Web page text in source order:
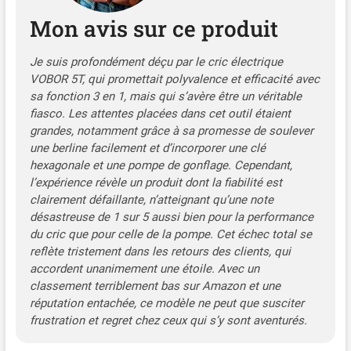
facilement soulever son
véhicule en toute simplicité.
Lorsque le cric pour voiture
atteint sa hauteur MAX, il
s'arrête automatiquement
pour assurer la sécurité.
Remarque : le cric doit être
utilisé sur des surfaces
planes. Gonflement Rapide
des Pneus : Avec une
pompe de gonflage de pneu
installée dans le cric de
voiture hydraulique
électrique, il n'y a pas besoin
de s'inquiéter d'une urgence
de pneu dégonflé en route.
Des boîtes à outils cachées
des deux côtés permettent
de bien organiser le tube et
Mon avis sur ce produit
Je suis profondément déçu par le cric électrique
VOBOR 5T, qui promettait polyvalence et efficacité avec
sa fonction 3 en 1, mais qui s’avère être un véritable
fiasco. Les attentes placées dans cet outil étaient
grandes, notamment grâce à sa promesse de soulever
une berline facilement et d’incorporer une clé
hexagonale et une pompe de gonflage. Cependant,
l’expérience révèle un produit dont la fiabilité est
clairement défaillante, n’atteignant qu’une note
désastreuse de 1 sur 5 aussi bien pour la performance
du cric que pour celle de la pompe. Cet échec total se
reflète tristement dans les retours des clients, qui
accordent unanimement une étoile. Avec un
classement terriblement bas sur Amazon et une
réputation entachée, ce modèle ne peut que susciter
frustration et regret chez ceux qui s’y sont aventurés.